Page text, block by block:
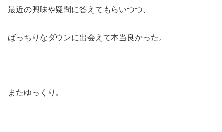
最近の興味や疑問に答えてもらいつつ、
ばっちりなダウンに出会えて本当良かった。
またゆっくり。